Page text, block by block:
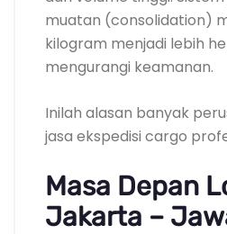
muatan (consolidation)
kilogram menjadi lebih
mengurangi keamanan.
Inilah alasan banyak
jasa ekspedisi cargo
Masa Depan
Jakarta –